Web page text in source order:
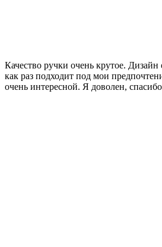
Качество ручки очень крутое.
как раз подходит под мои
очень интересной. Я доволен,